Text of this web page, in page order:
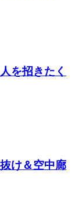
を招きたく
け＆空中廊